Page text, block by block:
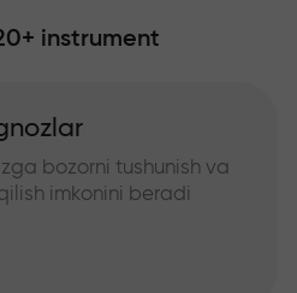
instrument
bozorni tushunish va
imkonini beradi